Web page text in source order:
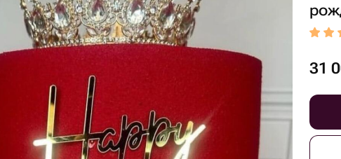
31